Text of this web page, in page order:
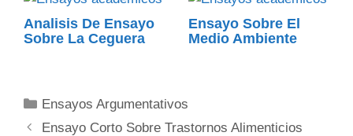
Analisis De Ensayo
Sobre La Ceguera
Ensayo Sobre El
Medio Ambiente
Categorías
Ensayos Argumentativos
Ensayo Corto Sobre Trastornos Alimenticios